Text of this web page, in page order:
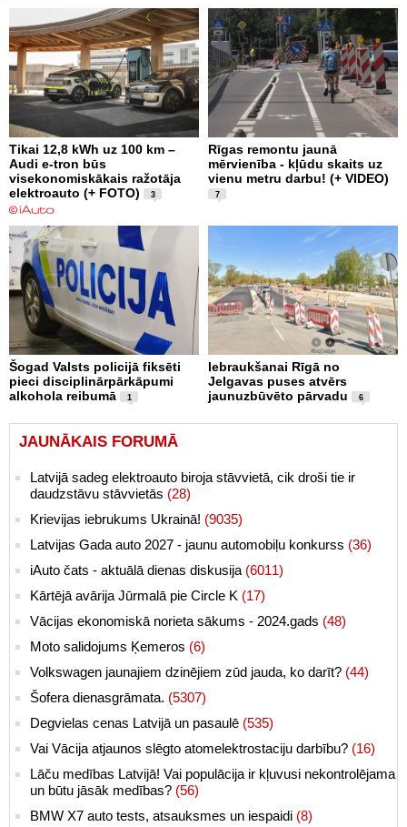
Tikai 12,8 kWh uz 100 km –
Audi e-tron būs
visekonomiskākais ražotāja
elektroauto (+ FOTO)
3
Rīgas remontu jaunā
mērvienība - kļūdu skaits uz
vienu metru darbu! (+ VIDEO)
7
Šogad Valsts policijā fiksēti
pieci disciplinārpārkāpumi
alkohola reibumā
1
Iebraukšanai Rīgā no
Jelgavas puses atvērs
jaunuzbūvēto pārvadu
6
JAUNĀKAIS FORUMĀ
Latvijā sadeg elektroauto biroja stāvvietā, cik droši tie ir
daudzstāvu stāvvietās (28)
Krievijas iebrukums Ukrainā! (9035)
Latvijas Gada auto 2027 - jaunu automobiļu konkurss (36)
iAuto čats - aktuālā dienas diskusija (6011)
Kārtējā avārija Jūrmalā pie Circle K (17)
Vācijas ekonomiskā norieta sākums - 2024.gads (48)
Moto salidojums Ķemeros (6)
Volkswagen jaunajiem dzinējiem zūd jauda, ko darīt? (44)
Šofera dienasgrāmata. (5307)
Degvielas cenas Latvijā un pasaulē (535)
Vai Vācija atjaunos slēgto atomelektrostaciju darbību? (16)
Lāču medības Latvijā! Vai populācija ir kļuvusi nekontrolējama
un būtu jāsāk medības? (56)
BMW X7 auto tests, atsauksmes un iespaidi (8)